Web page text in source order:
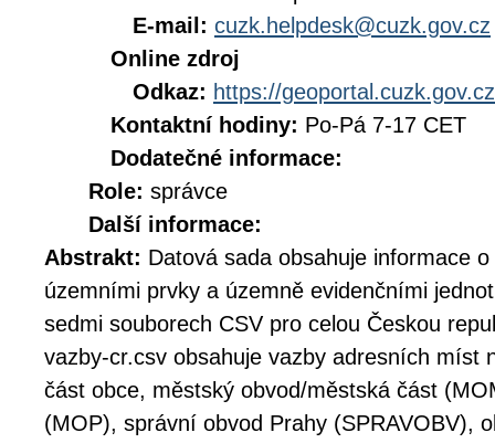
E-mail: cuzk.helpdesk@cuzk.gov.cz
Online zdroj
Odkaz: https://geoportal.cuzk.gov.cz
Kontaktní hodiny: Po-Pá 7-17 CET
Dodatečné informace:
Role: správce
Další informace:
Abstrakt: Datová sada obsahuje informace
územními prvky a územně evidenčními
sedmi souborech CSV pro celou Českou
vazby-cr.csv obsahuje vazby adresních míst
část obce, městský obvod/městská část
(MOP), správní obvod Prahy (SPRAVOBV),